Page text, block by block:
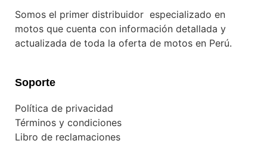
Somos el primer distribuidor especializado en
motos que cuenta con información detallada y
actualizada de toda la oferta de motos en Perú.
Soporte
Política de privacidad
Términos y condiciones
Libro de reclamaciones